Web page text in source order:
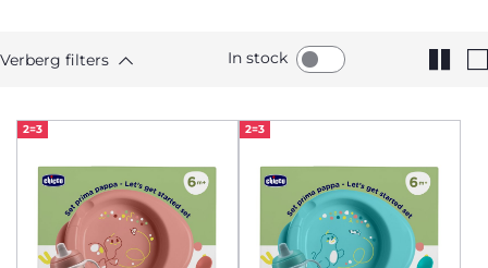
Verberg filters In stock
2=3 2=3